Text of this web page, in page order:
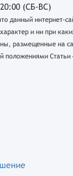
(СБ-ВС)
данный интернет-
и ни при
размещенные на
положениями Статьи